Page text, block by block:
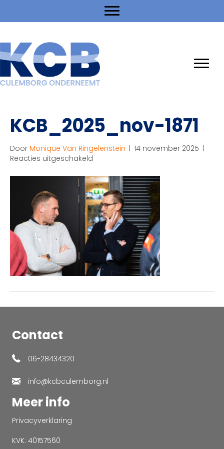
KCB_2025_nov-1871
Door Monique Van Ringelenstein | 14 november 2025 |
Reacties uitgeschakeld
1871
Contact
06-28434320
info@kcbculemborg.nl
Meer info
Privacyverklaring
KVK: 40157560